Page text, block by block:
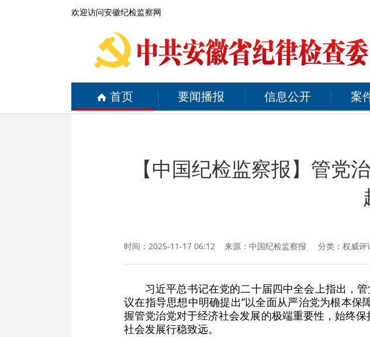
欢迎访问安徽纪检监察网
首页 要闻播报 信息公开 案
【中国纪检监察报】管党
时间：2025-11-17 06:12 来源： 中国纪检监察报 分类：权威
习近平总书记在党的二十届四中全会上指出，
议在指导思想中明确提出“以全面从严治党为根本保
握管党治党对于经济社会发展的极端重要性，始终
社会发展行稳致远。